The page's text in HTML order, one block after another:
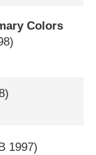
Colors
1997)